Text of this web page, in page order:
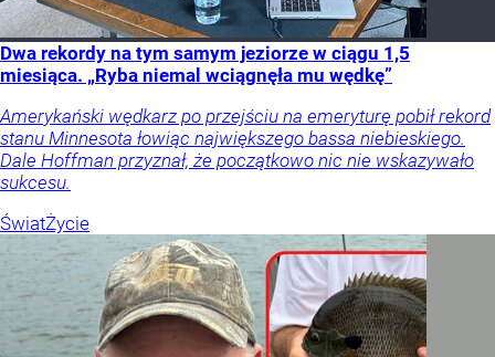
Dwa rekordy na tym samym jeziorze w ciągu 1,5
miesiąca. „Ryba niemal wciągnęła mu wędkę”
Amerykański wędkarz po przejściu na emeryturę pobił rekord
stanu Minnesota łowiąc największego bassa niebieskiego.
Dale Hoffman przyznał, że początkowo nic nie wskazywało
sukcesu.
ŚwiatŻycie